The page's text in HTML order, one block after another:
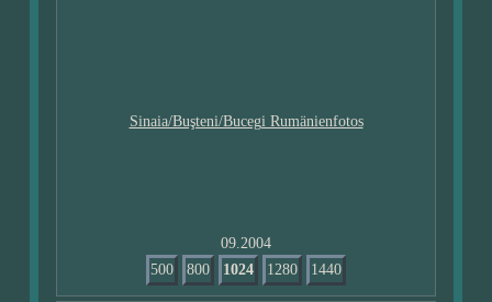
09.2004
500
800 1024 1280 1440